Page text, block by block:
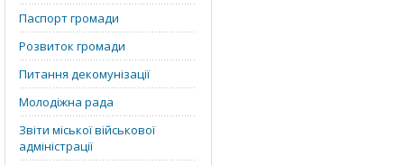
Паспорт громади
Розвиток громади
Питання декомунізації
Молодіжна рада
Звіти міської військової
адміністрації